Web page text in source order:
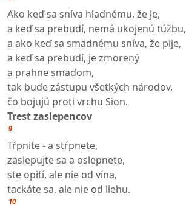
Ako keď sa sníva hladnému, že je,
a keď sa prebudí, nemá ukojenú túžbu,
a ako keď sa smädnému sníva, že pije,
a keď sa prebudí, je zmorený
a prahne smädom,
tak bude zástupu všetkých národov,
čo bojujú proti vrchu Sion.
Trest zaslepencov
9
Tŕpnite - a stŕpnete,
zaslepujte sa a oslepnete,
ste opití, ale nie od vína,
tackáte sa, ale nie od liehu.
10